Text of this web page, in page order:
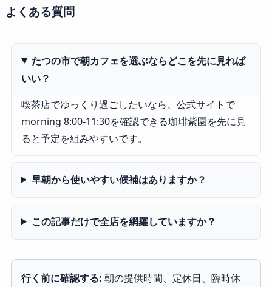
よくある質問
たつの市で朝カフェを選ぶならどこを先に見れば
いい？
喫茶店でゆっくり過ごしたいなら、公式サイトで
morning 8:00-11:30を確認できる珈琲紫園を先に見
ると予定を組みやすいです。
早朝から使いやすい候補はありますか？
この記事だけで全店を網羅していますか？
行く前に確認する: 朝の提供時間、定休日、臨時休